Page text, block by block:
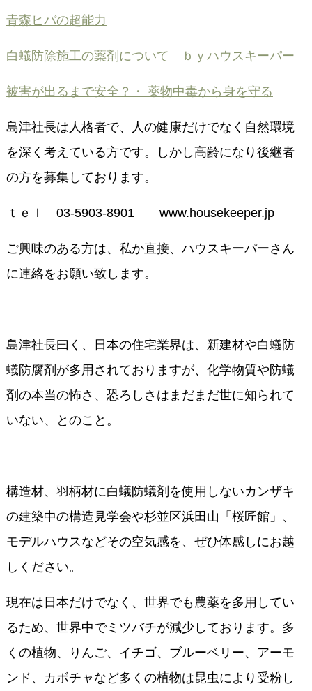
青森ヒバの超能力
白蟻防除施工の薬剤について ｂｙハウスキーパー
被害が出るまで安全？・ 薬物中毒から身を守る
島津社長は人格者で、人の健康だけでなく自然環境
を深く考えている方です。しかし高齢になり後継者
の方を募集しております。
ｔｅｌ 03-5903-8901 www.housekeeper.jp
ご興味のある方は、私か直接、ハウスキーパーさん
に連絡をお願い致します。
島津社長曰く、日本の住宅業界は、新建材や白蟻防
蟻防腐剤が多用されておりますが、化学物質や防蟻
剤の本当の怖さ、恐ろしさはまだまだ世に知られて
いない、とのこと。
構造材、羽柄材に白蟻防蟻剤を使用しないカンザキ
の建築中の構造見学会や杉並区浜田山「桜匠館」、
モデルハウスなどその空気感を、ぜひ体感しにお越
しください。
現在は日本だけでなく、世界でも農薬を多用してい
るため、世界中でミツバチが減少しております。多
くの植物、りんご、イチゴ、ブルーベリー、アーモ
ンド、カボチャなど多くの植物は昆虫により受粉し